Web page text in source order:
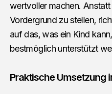
wertvoller machen.
Vordergrund zu stellen,
auf das, was ein Kind
bestmöglich unterstützt
Praktische Umsetzung